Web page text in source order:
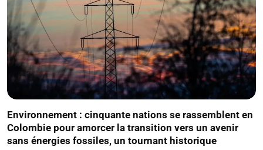
Environnement : cinquante nations se rassemblent en
Colombie pour amorcer la transition vers un avenir
sans énergies fossiles, un tournant historique